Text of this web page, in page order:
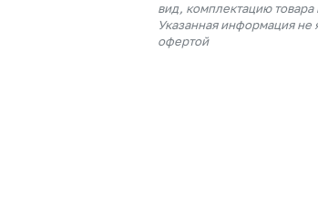
вид, комплектацию товара
Указанная информация не
офертой